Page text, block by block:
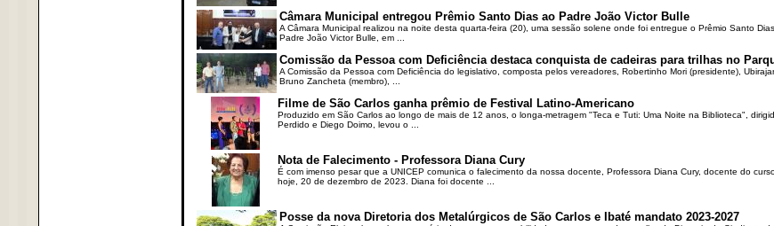
Câmara Municipal entregou Prêmio Santo Dias ao Padre João Victor Bulle
A Câmara Municipal realizou na noite desta quarta-feira (20), uma sessão solene onde foi entregue o Prêmio Santo
Padre João Victor Bulle, em ...
Comissão da Pessoa com Deficiência destaca conquista de cadeiras para trilhas no
A Comissão da Pessoa com Deficiência do legislativo, composta pelos vereadores, Robertinho Mori (presidente),
Bruno Zancheta (membro), ...
Filme de São Carlos ganha prêmio de Festival Latino-Americano
Produzido em São Carlos ao longo de mais de 12 anos, o longa-metragem "Teca e Tuti: Uma Noite na Biblioteca",
Perdido e Diego Doimo, levou o ...
Nota de Falecimento - Professora Diana Cury
É com imenso pesar que a UNICEP comunica o falecimento da nossa docente, Professora Diana Cury, docente do
hoje, 20 de dezembro de 2023. Diana foi docente ...
Posse da nova Diretoria dos Metalúrgicos de São Carlos e Ibaté mandato 2023-2027